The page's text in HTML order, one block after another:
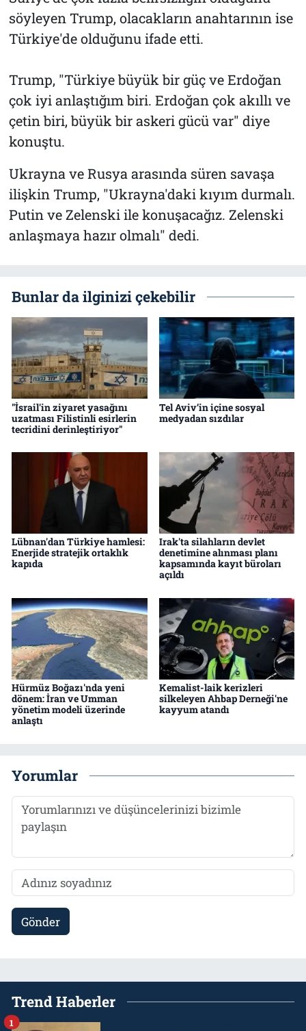
söyleyen Trump, olacakların anahtarının ise
Türkiye'de olduğunu ifade etti.
Trump, "Türkiye büyük bir güç ve Erdoğan
çok iyi anlaştığım biri. Erdoğan çok akıllı ve
çetin biri, büyük bir askeri gücü var" diye
konuştu.
Ukrayna ve Rusya arasında süren savaşa
ilişkin Trump, "Ukrayna'daki kıyım durmalı.
Putin ve Zelenski ile konuşacağız. Zelenski
anlaşmaya hazır olmalı" dedi.
Bunlar da ilginizi çekebilir
"İsrail'in ziyaret yasağını
uzatması Filistinli esirlerin
tecridini derinleştiriyor"
Tel Aviv’in içine sosyal
medyadan sızdılar
Lübnan'dan Türkiye hamlesi:
Enerjide stratejik ortaklık
kapıda
Irak'ta silahların devlet
denetimine alınması planı
kapsamında kayıt büroları
açıldı
Hürmüz Boğazı'nda yeni
dönem: İran ve Umman
yönetim modeli üzerinde
anlaştı
Kemalist-laik kerizleri
silkeleyen Ahbap Derneği'ne
kayyum atandı
Yorumlar
Gönder
Trend Haberler
1